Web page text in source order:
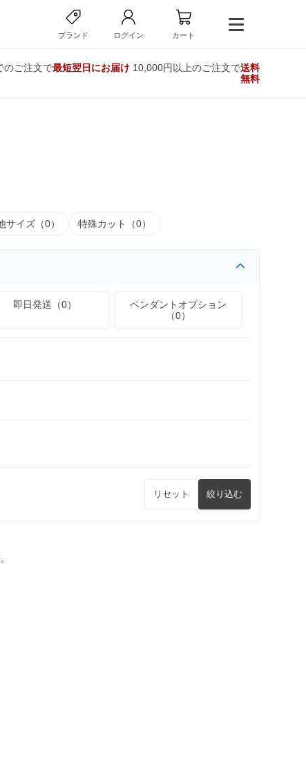
ブランド ログイン カート
のご注文で最短翌日にお届け10,000円以上のご注文で送料
無料
サイズ（0） 特殊カット（0）
即日発送（0）
ペンダントオプション
（0）
リセット 絞り込む